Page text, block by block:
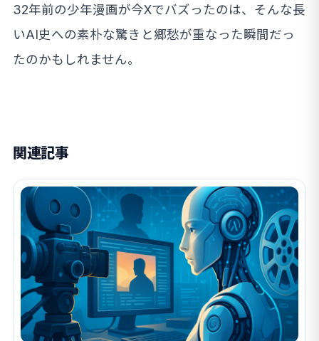
32年前の少年漫画が今Xでバズったのは、そんな長
いAI史への素朴な驚きと郷愁が重なった瞬間だっ
たのかもしれません。
関連記事